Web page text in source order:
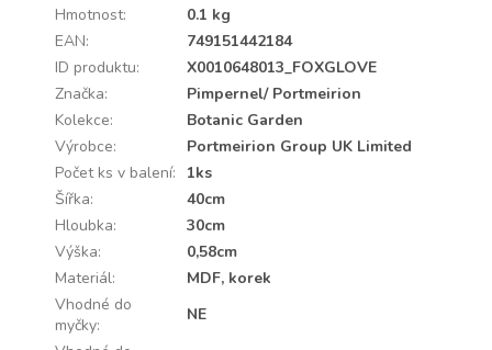
Hmotnost:
0.1 kg
EAN:
749151442184
ID produktu:
X0010648013_FOXGLOVE
Značka:
Pimpernel/ Portmeirion
Kolekce:
Botanic Garden
Výrobce:
Portmeirion Group UK Limited
Počet ks v balení:
1ks
Šířka:
40cm
Hloubka:
30cm
Výška:
0,58cm
Materiál:
MDF, korek
Vhodné do
myčky:
NE